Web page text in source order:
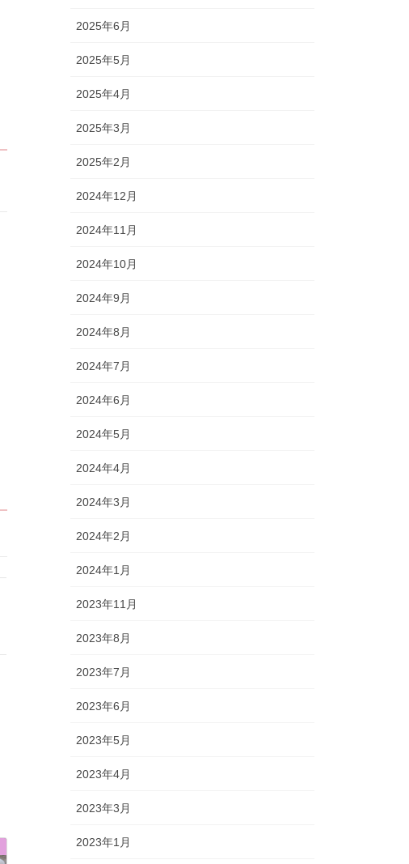
2025年6月
2025年5月
2025年4月
2025年3月
2025年2月
2024年12月
2024年11月
2024年10月
2024年9月
2024年8月
2024年7月
2024年6月
2024年5月
2024年4月
2024年3月
2024年2月
2024年1月
2023年11月
2023年8月
2023年7月
2023年6月
2023年5月
2023年4月
2023年3月
2023年1月